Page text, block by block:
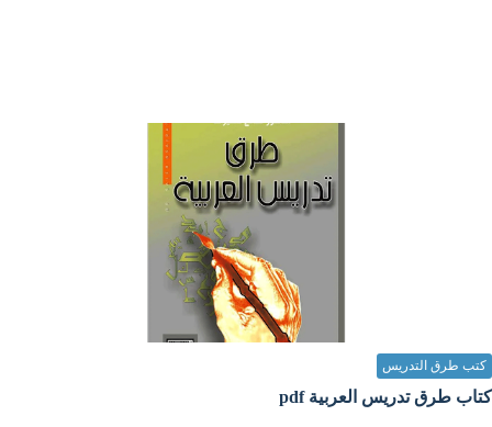
كتب طرق التدريس
كتاب استراتيجية التعلم التعاوني الإتقاني pdf